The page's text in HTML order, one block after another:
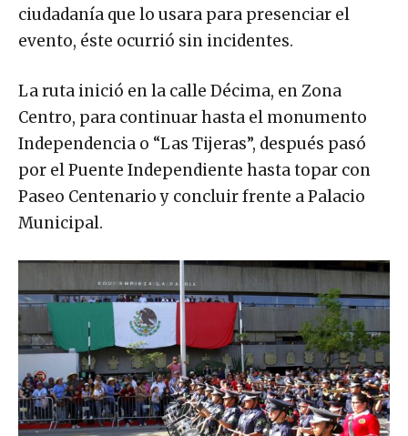
ciudadanía que lo usara para presenciar el
evento, éste ocurrió sin incidentes.
La ruta inició en la calle Décima, en Zona
Centro, para continuar hasta el monumento
Independencia o “Las Tijeras”, después pasó
por el Puente Independiente hasta topar con
Paseo Centenario y concluir frente a Palacio
Municipal.